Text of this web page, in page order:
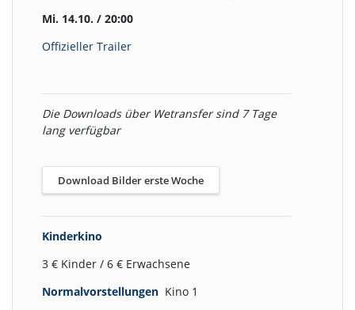
Mi. 14.10. / 20:00
Offizieller Trailer
Die Downloads über Wetransfer sind 7 Tage
lang verfügbar
Download Bilder erste Woche
Kinderkino
3 € Kinder / 6 € Erwachsene
Normalvorstellungen Kino 1